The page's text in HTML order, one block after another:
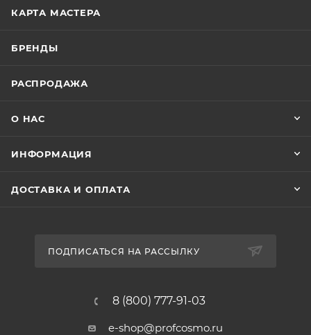
КАРТА МАСТЕРА
БРЕНДЫ
РАСПРОДАЖА
О НАС
ИНФОРМАЦИЯ
ДОСТАВКА И ОПЛАТА
ПОДПИСАТЬСЯ НА РАССЫЛКУ
8 (800) 777-91-03
e-shop@profcosmo.ru